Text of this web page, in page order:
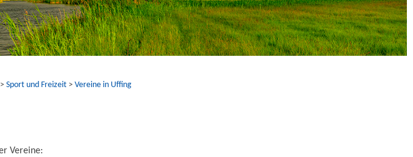
> Sport und Freizeit > Vereine in Uffing
Vereine: